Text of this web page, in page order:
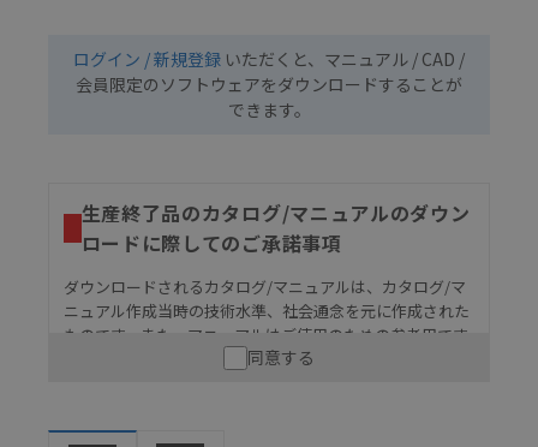
ログイン / 新規登録 いただくと、マニュアル / CAD /
会員限定のソフトウェアをダウンロードすることが
できます。
生産終了品のカタログ/マニュアルのダウン
ロードに際してのご承諾事項
ダウンロードされるカタログ/マニュアルは、カタログ/マ
ニュアル作成当時の技術水準、社会通念を元に作成された
ものです。また、マニュアルはご使用のための参考用です
ので、ご使用にあたっての安全性については十分にご配慮
同意する